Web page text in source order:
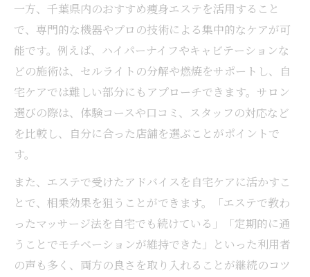
一方、千葉県内のおすすめ痩身エステを活用すること
で、専門的な機器やプロの技術による集中的なケアが可
能です。例えば、ハイパーナイフやキャビテーションな
どの施術は、セルライトの分解や燃焼をサポートし、自
宅ケアでは難しい部分にもアプローチできます。サロン
選びの際は、体験コースや口コミ、スタッフの対応など
を比較し、自分に合った店舗を選ぶことがポイントで
す。
また、エステで受けたアドバイスを自宅ケアに活かすこ
とで、相乗効果を狙うことができます。「エステで教わ
ったマッサージ法を自宅でも続けている」「定期的に通
うことでモチベーションが維持できた」といった利用者
の声も多く、両方の良さを取り入れることが継続のコツ